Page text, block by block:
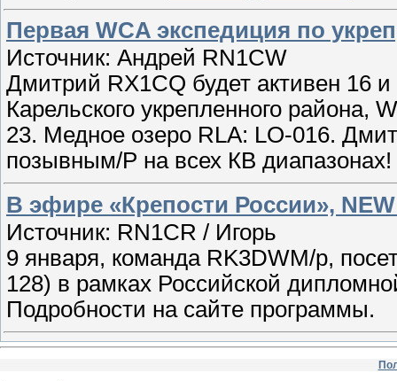
Первая WCA экспедиция по
Источник: Андрей RN1CW
Дмитрий RX1CQ будет активен 16
Карельского укрепленного района,
23. Медное озеро RLA: LO-016.
позывным/P на всех КВ
В эфире «Крепости России»,
Источник: RN1CR / Игорь
9 января, команда RK3DWM/p,
128) в рамках Российской
Подробности на сайте программы.